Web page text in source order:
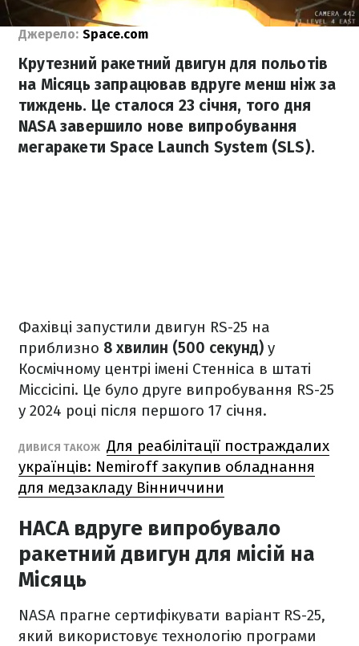
Джерело: Space.com
Крутезний ракетний двигун для польотів
на Місяць запрацював вдруге менш ніж за
тиждень. Це сталося 23 січня, того дня
NASA завершило нове випробування
мегаракети Space Launch System (SLS).
Фахівці запустили двигун RS-25 на
приблизно 8 хвилин (500 секунд) у
Космічному центрі імені Стенніса в штаті
Міссісіпі. Це було друге випробування RS-25
у 2024 році після першого 17 січня.
ДИВИСЯ ТАКОЖ Для реабілітації постраждалих
українців: Nemiroff закупив обладнання
для медзакладу Вінниччини
НАСА вдруге випробувало
ракетний двигун для місій на
Місяць
NASA прагне сертифікувати варіант RS-25,
який використовує технологію програми